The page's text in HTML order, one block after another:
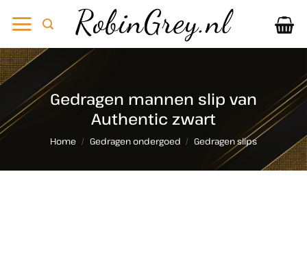
naar
Gedragen mannen slip van
Authentic zwart
Home / Gedragen ondergoed / Gedragen slips